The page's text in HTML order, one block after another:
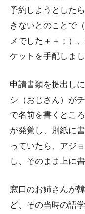
予約しようとした
きないとのことで
メでした＋＋；）
ケットを手配しまし
申請書類を提出し
シ（おじさん）が
で名前を書くとこ
が発覚し、別紙に
っていたら、アジ
し、そのまま上に
窓口のお姉さんが
ど、その当時の語